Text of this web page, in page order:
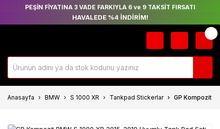
PEŞİN FİYATINA 3 VADE FARKIYLA 6 ve 9 TAKSİT FIRSATI
HAVALEDE %4 İNDİRİM!
Anasayfa BMW S 1000 XR Tankpad Stickerlar GP Kompozit